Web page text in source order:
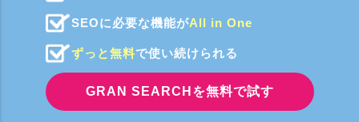
SEOに必要な機能がAll in One
ずっと無料で使い続けられる
GRAN SEARCHを無料で試す